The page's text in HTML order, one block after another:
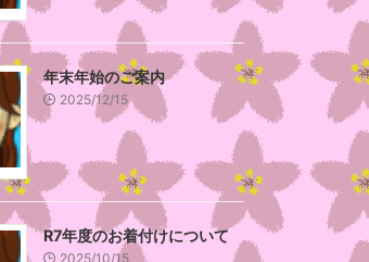
年末年始のご案内
2025/12/15
R7年度のお着付けについて
2025/10/15